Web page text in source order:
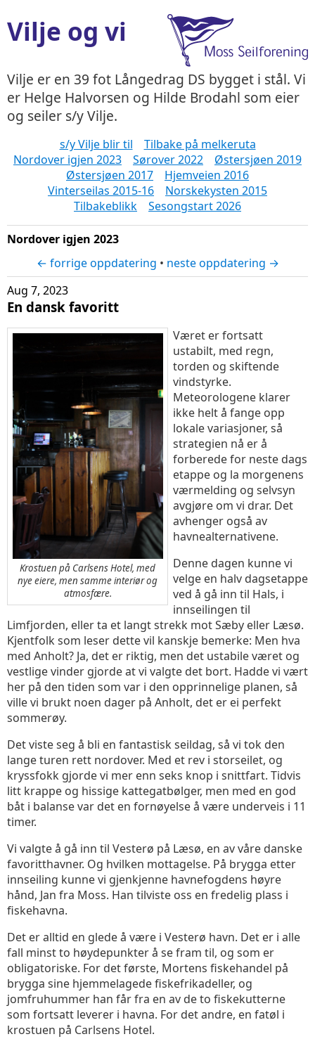
Vilje og vi
Vilje er en 39 fot Långedrag DS bygget i stål. Vi
er Helge Halvorsen og Hilde Brodahl som eier
og seiler s/y Vilje.
s/y Vilje blir til
Tilbake på melkeruta
Nordover igjen 2023
Sørover 2022
Østersjøen 2019
Østersjøen 2017
Hjemveien 2016
Vinterseilas 2015-16
Norskekysten 2015
Tilbakeblikk
Sesongstart 2026
Nordover igjen 2023
← forrige oppdatering • neste oppdatering →
Aug 7, 2023
En dansk favoritt
Krostuen på Carlsens Hotel, med
nye eiere, men samme interiør og
atmosfære.
Været er fortsatt
ustabilt, med regn,
torden og skiftende
vindstyrke.
Meteorologene klarer
ikke helt å fange opp
lokale variasjoner, så
strategien nå er å
forberede for neste dags
etappe og la morgenens
værmelding og selvsyn
avgjøre om vi drar. Det
avhenger også av
havnealternativene.
Denne dagen kunne vi
velge en halv dagsetappe
ved å gå inn til Hals, i
innseilingen til
Limfjorden, eller ta et langt strekk mot Sæby eller Læsø.
Kjentfolk som leser dette vil kanskje bemerke: Men hva
med Anholt? Ja, det er riktig, men det ustabile været og
vestlige vinder gjorde at vi valgte det bort. Hadde vi vært
her på den tiden som var i den opprinnelige planen, så
ville vi brukt noen dager på Anholt, det er ei perfekt
sommerøy.
Det viste seg å bli en fantastisk seildag, så vi tok den
lange turen rett nordover. Med et rev i storseilet, og
kryssfokk gjorde vi mer enn seks knop i snittfart. Tidvis
litt krappe og hissige kattegatbølger, men med en god
båt i balanse var det en fornøyelse å være underveis i 11
timer.
Vi valgte å gå inn til Vesterø på Læsø, en av våre danske
favoritthavner. Og hvilken mottagelse. På brygga etter
innseiling kunne vi gjenkjenne havnefogdens høyre
hånd, Jan fra Moss. Han tilviste oss en fredelig plass i
fiskehavna.
Det er alltid en glede å være i Vesterø havn. Det er i alle
fall minst to høydepunkter å se fram til, og som er
obligatoriske. For det første, Mortens fiskehandel på
brygga sine hjemmelagede fiskefrikadeller, og
jomfruhummer han får fra en av de to fiskekutterne
som fortsatt leverer i havna. For det andre, en fatøl i
krostuen på Carlsens Hotel.